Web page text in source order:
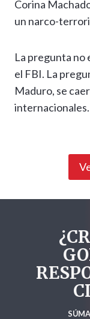
Corina
un narco-
La pregunta no
el FBI. La
Maduro, se
internacionales.